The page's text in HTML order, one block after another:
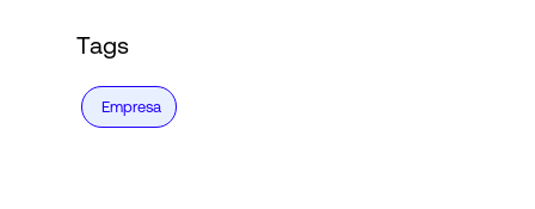
Tags
Empresa